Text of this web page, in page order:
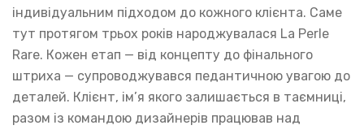
індивідуальним підходом до кожного клієнта. Саме
тут протягом трьох років народжувалася La Perle
Rare. Кожен етап — від концепту до фінального
штриха — супроводжувався педантичною увагою до
деталей. Клієнт, ім’я якого залишається в таємниці,
разом із командою дизайнерів працював над